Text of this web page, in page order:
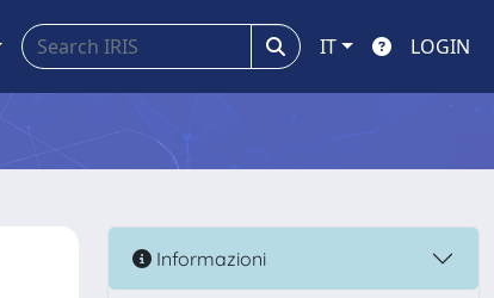
IT LOGIN
Informazioni